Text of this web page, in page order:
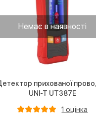
Немає в наявності
прихованої
UNI-T UT387E
1 оцінка